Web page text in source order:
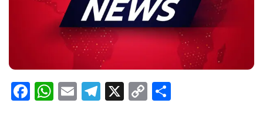
F W E T X C